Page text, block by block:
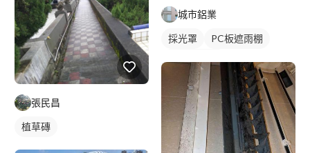
張民昌
植草磚
城市鋁業
採光罩
PC板遮雨棚